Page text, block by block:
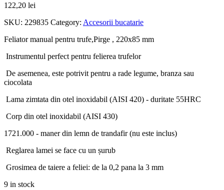
122,20 lei
SKU: 229835 Category: Accesorii bucatarie
Feliator manual pentru trufe,Pirge , 220x85 mm
Instrumentul perfect pentru felierea trufelor
De asemenea, este potrivit pentru a rade legume, branza sau
ciocolata
Lama zimtata din otel inoxidabil (AISI 420) - duritate 55HRC
Corp din otel inoxidabil (AISI 430)
1721.000 - maner din lemn de trandafir (nu este inclus)
Reglarea lamei se face cu un șurub
Grosimea de taiere a feliei: de la 0,2 pana la 3 mm
9 in stock